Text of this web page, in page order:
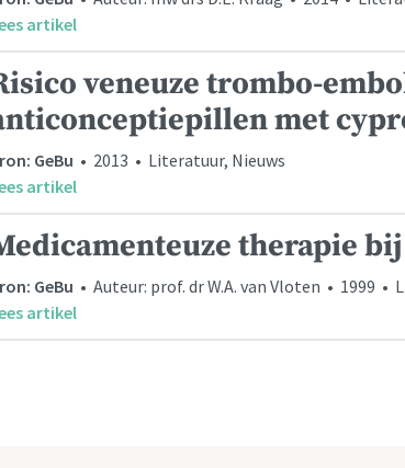
artikel
veneuze trombo-
met
GeBu • 2013 • Literatuur, Nieuws
artikel
therapie
GeBu • Auteur: prof. dr W.A. van Vloten • 1999
artikel